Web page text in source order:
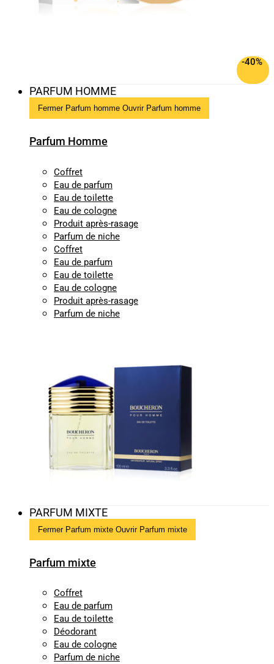
-40%
PARFUM HOMME
Fermer Parfum homme Ouvrir Parfum homme
Parfum Homme
Coffret
Eau de parfum
Eau de toilette
Eau de cologne
Produit après-rasage
Parfum de niche
Coffret
Eau de parfum
Eau de toilette
Eau de cologne
Produit après-rasage
Parfum de niche
PARFUM MIXTE
Fermer Parfum mixte Ouvrir Parfum mixte
Parfum mixte
Coffret
Eau de parfum
Eau de toilette
Déodorant
Eau de cologne
Parfum de niche